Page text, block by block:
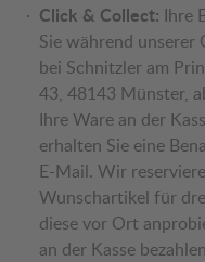
Click & Collect: Ihre
Sie während unserer
bei Schnitzler am
43, 48143 Münster,
Ihre Ware an der
erhalten Sie eine
E-Mail. Wir
Wunschartikel für
diese vor Ort
an der Kasse